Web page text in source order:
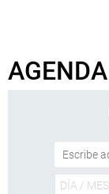
AGENDA